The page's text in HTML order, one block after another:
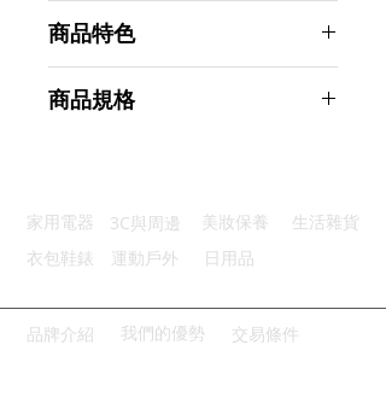
商品特色
隨拉隨用：滿足2.8米空間使用
商品規格
主要材質：不鏽鋼, 尼龍繩
商品尺寸：10*10*6cm
產地名稱：中國大陸
代理商：亞桓有限公司
家用電器 3C與周邊 美妝保養
生活雜貨
衣包鞋錶
運動戶外 日用品
品牌介紹 我們的優勢 交易條件